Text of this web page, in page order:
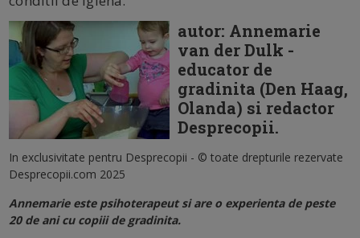
autor: Annemarie
van der Dulk -
educator de
gradinita (Den Haag,
Olanda) si redactor
Desprecopii.
In exclusivitate pentru Desprecopii - © toate drepturile rezervate
Desprecopii.com 2025
Annemarie este psihoterapeut si are o experienta de peste
20 de ani cu copiii de gradinita.